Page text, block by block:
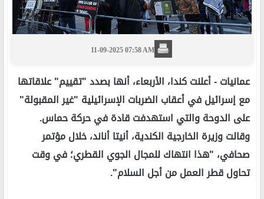
11-09-2025 07:58 AM
عمانيات -أعلنت كندا، الأربعاء، أنها بصدد "تقييم" علاقاتها
مع إسرائيل في أعقاب الضربات الإسرائيلية "غير المقبولة"
على الدوحة والتي استهدفت قادة في حركة حماس.
وقالت وزيرة الخارجية الكندية، أنيتا أناند، خلال مؤتمر
صحافي، "هذا انتهاك للمجال الجوي القطري؛ في وقت
تحاول قطر العمل من أجل السلام".